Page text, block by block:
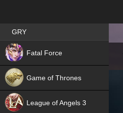
Best RPG games in Poland
GRY
Fatal Force
NEW
Game of Thrones
League of Angels 3